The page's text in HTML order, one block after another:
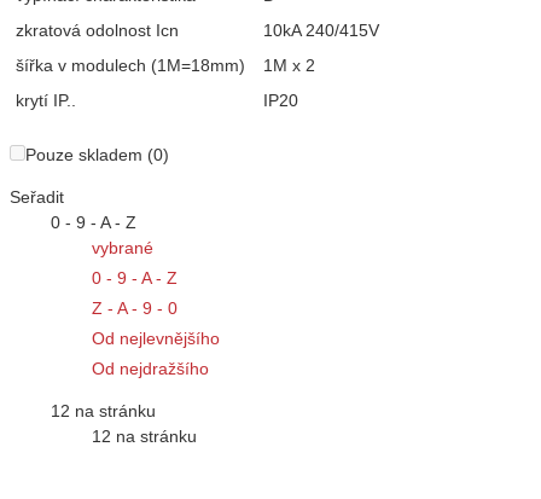
zkratová odolnost Icn
10kA 240/415V
šířka v modulech (1M=18mm)
1M x 2
krytí IP..
IP20
Pouze skladem (0)
Seřadit
0 - 9 - A - Z
vybrané
0 - 9 - A - Z
Z - A - 9 - 0
Od nejlevnějšího
Od nejdražšího
12 na stránku
12 na stránku